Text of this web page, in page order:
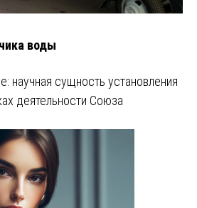
воды
научная сущность установления
деятельности Союза